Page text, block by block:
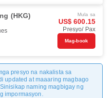
(HKG) Mula sa
US$ 600.15
Presyo/ Pax
Mag-book
presyo na nakalista sa
updated at maaaring magbago
naming magbigay ng
impormasyon.